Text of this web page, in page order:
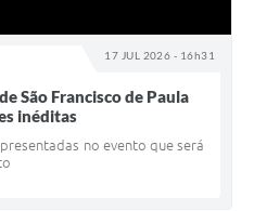
17 JUL 2026 - 16h31
São Francisco de Paula
inéditas
no evento que será